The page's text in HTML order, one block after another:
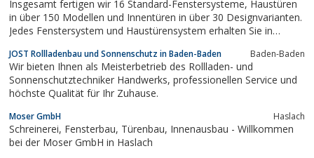
Insgesamt fertigen wir 16 Standard-Fenstersysteme, Haustüren
in über 150 Modellen und Innentüren in über 30 Designvarianten.
Jedes Fenstersystem und Haustürensystem erhalten Sie in
Sicherheit, Schallschutz, Farbe, Verglasung, u.a.m.Unsere
Kunststoff-Fenster-...
JOST Rollladenbau und Sonnenschutz in Baden-Baden Baden-Baden
Wir bieten Ihnen als Meisterbetrieb des Rollladen- und
Sonnenschutztechniker Handwerks, professionellen Service und
höchste Qualität für Ihr Zuhause.
Moser GmbH Haslach
Schreinerei, Fensterbau, Türenbau, Innenausbau - Willkommen
bei der Moser GmbH in Haslach